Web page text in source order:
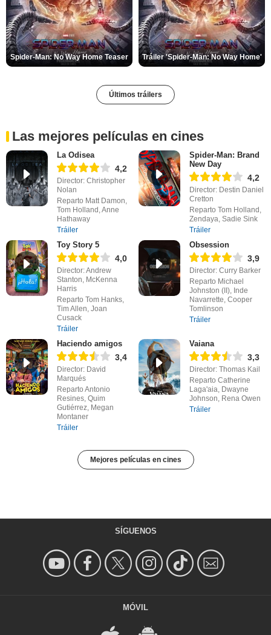
Spider-Man: No Way Home Teaser Tráiler 'Spider-Man: No Way Home'
Últimos tráilers
Las mejores películas en cines
La Odisea
4,2
Director: Christopher
Nolan
Reparto Matt Damon,
Tom Holland, Anne
Hathaway
Tráiler
Spider-Man: Brand
New Day
4,2
Director: Destin Daniel
Cretton
Reparto Tom Holland,
Zendaya, Sadie Sink
Tráiler
Toy Story 5
4,0
Director: Andrew
Stanton, McKenna
Harris
Reparto Tom Hanks,
Tim Allen, Joan
Cusack
Tráiler
Obsession
3,9
Director: Curry Barker
Reparto Michael
Johnston (II), Inde
Navarrette, Cooper
Tomlinson
Tráiler
Haciendo amigos
3,4
Director: David
Marqués
Reparto Antonio
Resines, Quim
Gutiérrez, Megan
Montaner
Tráiler
Vaiana
3,3
Director: Thomas Kail
Reparto Catherine
Laga'aia, Dwayne
Johnson, Rena Owen
Tráiler
Mejores películas en cines
SÍGUENOS
MÓVIL